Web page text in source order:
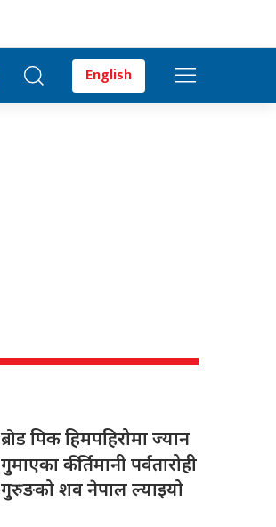
English
ब्रोडपिक हिमपहिरोमा ज्यान
गुमाएका कीर्तिमानी पर्वतारोही
गुरुङको शव नेपाल ल्याइयो